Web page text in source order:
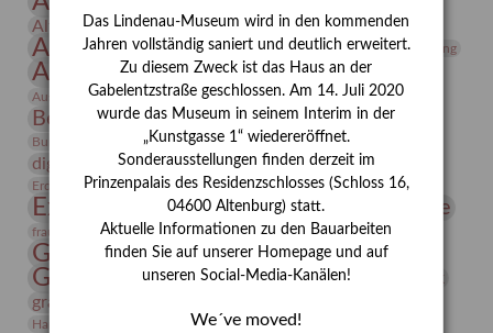
Altenburger Praxisjahr Altenburger Schlossberg
Antike Architektur Archiv Archäologie Asta Gröting
Ausstellung
Ausstellung "Berliner Blätter"
Ausstellung „Vier Winde“
Bauhaus Berlin in den Zwanziger Jahren
Bernhard August von Lindenau Bibliothek
Burg Posterstein Conrad Felixmüller Depot Der Blaue Reiter
digitallabor Entartete Kunst
Enteignung
Erdmann Julius Dietrich
Erlebnisportal estrusker Exlibris
Expressionismus Festrede Florenz Fotografie
frauen Frauen in der Antike und heute
Gerhard-Altenbourg-Preis
Gerhard Altenbourg
Gerhard Kurt Müller
Grafik
grafische sammlung
Hanns-Conon von der Gabelentz Heinrich Kirchhoff
Das Lindenau-Museum wird in den kommenden
Jahren vollständig saniert und deutlich erweitert.
Zu diesem Zweck ist das Haus an der
Gabelentzstraße geschlossen. Am 14. Juli 2020
wurde das Museum in seinem Interim in der
„Kunstgasse 1“ wiedereröffnet.
Sonderausstellungen finden derzeit im
Prinzenpalais des Residenzschlosses (Schloss 16,
04600 Altenburg) statt.
Aktuelle Informationen zu den Bauarbeiten
finden Sie auf unserer Homepage und auf
unseren Social-Media-Kanälen!
We´ve moved!